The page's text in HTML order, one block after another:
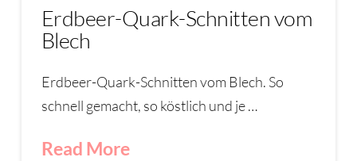
Erdbeer-Quark-Schnitten vom
Blech
Erdbeer-Quark-Schnitten vom Blech. So
schnell gemacht, so köstlich und je …
Read More